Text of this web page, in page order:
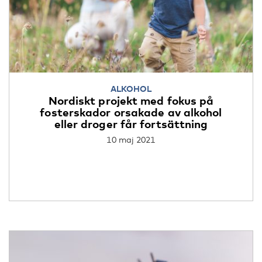
ALKOHOL
Nordiskt projekt med fokus på
fosterskador orsakade av alkohol
eller droger får fortsättning
10 maj 2021